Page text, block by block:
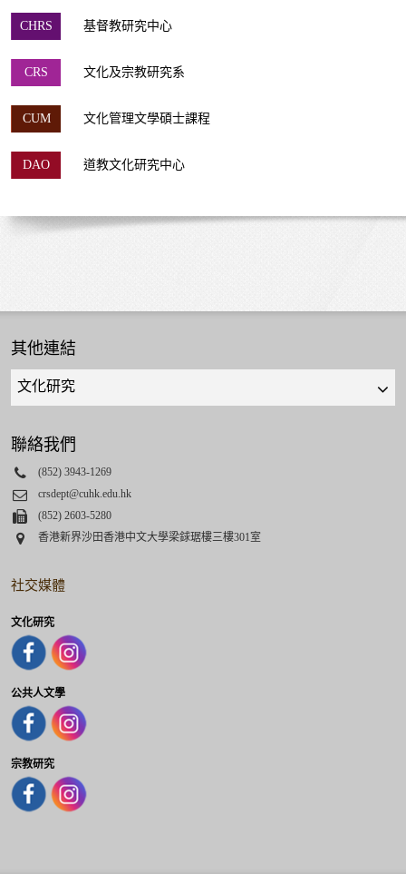
CHRS 基督教研究中心
CRS 文化及宗教研究系
CUM 文化管理文學碩士課程
DAO 道教文化研究中心
其他連結
Quick
links
select
聯絡我們
Phone
(852) 3943-1269
Email
crsdept@cuhk.edu.hk
Fax(852) 2603-5280
Address
香港新界沙田香港中文大學梁銶琚樓三樓301室
社交媒體
文化研究
公共人文學
宗教研究